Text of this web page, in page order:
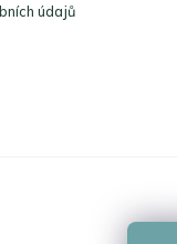
údajů